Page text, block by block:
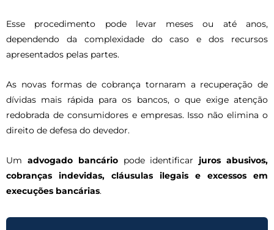
Esse procedimento pode levar meses ou até anos,
dependendo da complexidade do caso e dos recursos
apresentados pelas partes.
As novas formas de cobrança tornaram a recuperação de
dívidas mais rápida para os bancos, o que exige atenção
redobrada de consumidores e empresas. Isso não elimina o
direito de defesa do devedor.
Um advogado bancáriopode identificar juros abusivos,
cobranças indevidas, cláusulas ilegais e excessos em
execuções bancárias.